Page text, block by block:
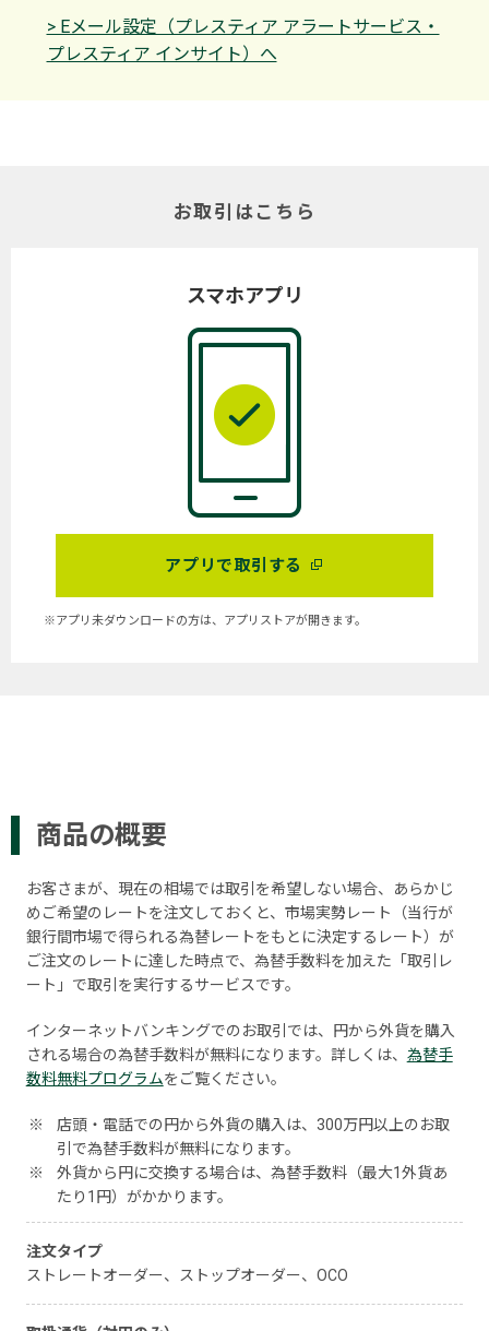
> Eメール設定（プレスティア アラートサービス・
プレスティア インサイト）へ
お取引はこちら
スマホアプリ
アプリで取引する
※アプリ未ダウンロードの方は、アプリストアが開きます。
商品の概要
お客さまが、現在の相場では取引を希望しない場合、あらかじ
めご希望のレートを注文しておくと、市場実勢レート（当行が
銀行間市場で得られる為替レートをもとに決定するレート）が
ご注文のレートに達した時点で、為替手数料を加えた「取引レ
ート」で取引を実行するサービスです。
インターネットバンキングでのお取引では、円から外貨を購入
される場合の為替手数料が無料になります。詳しくは、 為替手
数料無料プログラムをご覧ください。
※
店頭・電話での円から外貨の購入は、300万円以上のお取
引で為替手数料が無料になります。
※
外貨から円に交換する場合は、為替手数料（最大1外貨あ
たり1円）がかかります。
注文タイプ
ストレートオーダー、ストップオーダー、OCO